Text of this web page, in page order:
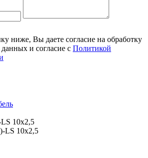
ниже, Вы даете согласие на обработку
и согласие с Политикой
10х2,5